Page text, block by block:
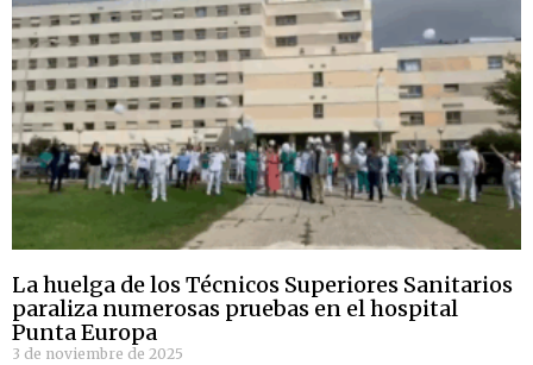
La huelga de los Técnicos Superiores Sanitarios
paraliza numerosas pruebas en el hospital
Punta Europa
3 de noviembre de 2025